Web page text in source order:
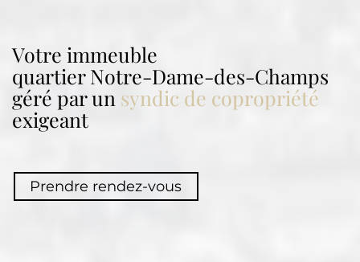
Votre immeuble
quartierNotre-Dame-des-Champs
géré par un syndic de copropriété
exigeant
Prendre rendez-vous